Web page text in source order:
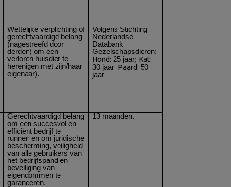
Wettelijke verplichting of
gerechtvaardigd belang
(nagestreefd door
derden) om een
verloren huisdier te
herenigen met zijn/haar
eigenaar).
Volgens Stichting
Nederlandse
Databank
Gezelschapsdieren:
Hond: 25 jaar; Kat:
30 jaar; Paard: 50
jaar
Gerechtvaardigd belang
om een succesvol en
efficiënt bedrijf te
runnen en om juridische
bescherming, veiligheid
van alle gebruikers van
het bedrijfspand en
beveiliging van
eigendommen te
garanderen.
13 maanden.